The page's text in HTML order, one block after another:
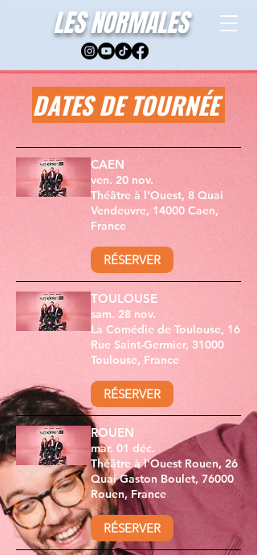
LES NORMALES
DATES DE TOURNÉE
CAEN
ven. 20 nov.
Théâtre à l’Ouest, 8 Quai
Vendeuvre, 14000 Caen,
France
RÉSERVER
TOULOUSE
sam. 28 nov.
La Comédie de Toulouse, 16
Rue Saint-Germier, 31000
Toulouse, France
RÉSERVER
ROUEN
mar. 01 déc.
Théâtre à l'Ouest Rouen, 26
Quai Gaston Boulet, 76000
Rouen, France
RÉSERVER